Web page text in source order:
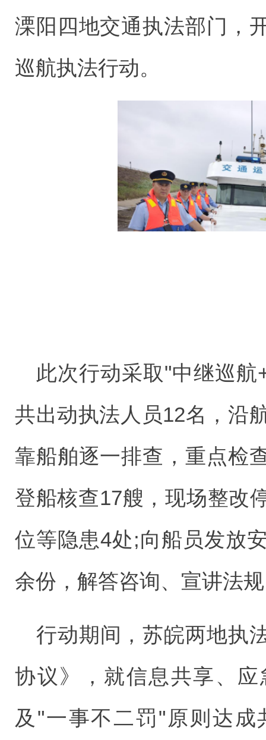
溧阳四地交通执法部门，
巡航执法行动。
此次行动采取"中继巡
共出动执法人员12名，沿
靠船舶逐一排查，重点检
登船核查17艘，现场整改
位等隐患4处;向船员发放
余份，解答咨询、宣讲法
行动期间，苏皖两地执
协议》，就信息共享、
及"一事不二罚"原则达